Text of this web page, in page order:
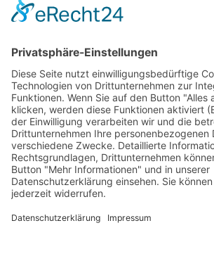
Kundenzufriedenheit
WISSENSWERTES
Broschüren
Aktivkohle
Wer filtert was
Zertifizierungen
KONTAKT
Kontaktformular
Impressum
Datenschutzerklärung
RechtlichesAVB